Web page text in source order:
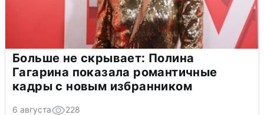
Больше не скрывает: Полина
Гагарина показала романтичные
кадры с новым избранником
6 августа 228